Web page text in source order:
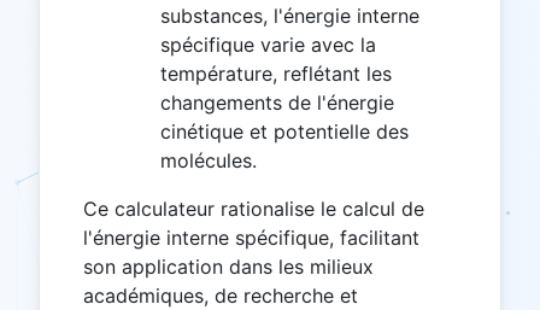
substances, l'énergie interne
spécifique varie avec la
température, reflétant les
changements de l'énergie
cinétique et potentielle des
molécules.
Ce calculateur rationalise le calcul de
l'énergie interne spécifique, facilitant
son application dans les milieux
académiques, de recherche et